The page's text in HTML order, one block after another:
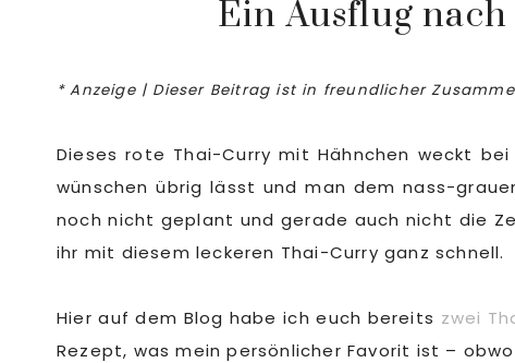
Ein Ausflug
* Anzeige | Dieser Beitrag ist in freundlicher
Dieses rote Thai-Curry mit Hähnchen weckt
wünschen übrig lässt und man dem nass-
noch nicht geplant und gerade auch nicht die
ihr mit diesem leckeren Thai-Curry ganz schnell.
Hier auf dem Blog habe ich euch bereits zwei
Rezept, was mein persönlicher Favorit ist –